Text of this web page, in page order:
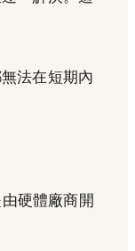
法在短期內
硬體廠商開